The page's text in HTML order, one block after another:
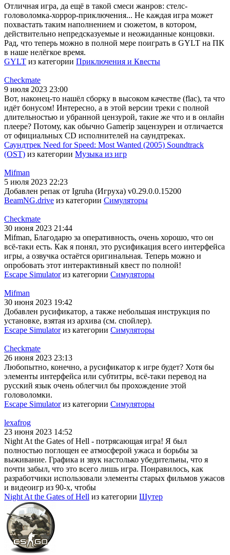
Отличная игра, да ещё в такой смеси жанров: стелс-
головоломка-хоррор-приключения... Не каждая игра может
похвастать таким наполнением и сюжетом, в котором,
действительно непредсказуемые и неожиданные концовки.
Рад, что теперь можно в полной мере поиграть в GYLT на ПК
в наше нелёгкое время.
GYLT из категории Приключения и Квесты
Checkmate
9 июля 2023 23:00
Вот, наконец-то нашёл сборку в высоком качестве (flac), та что
идёт бонусом! Интересно, а в этой версии треки с полной
длительностью и убранной цензурой, такие же что и в онлайн
плеере? Потому, как обычно Gamerip зацензурен и отличается
от официальных CD исполнителей на саундтреках.
Саундтрек Need for Speed: Most Wanted (2005) Soundtrack
(OST) из категории Музыка из игр
Mifman
5 июля 2023 22:23
Добавлен репак от Igruha (Игруха) v0.29.0.0.15200
BeamNG.drive из категории Симуляторы
Checkmate
30 июня 2023 21:44
Mifman, Благодарю за оперативность, очень хорошо, что он
всё-таки есть. Как я понял, это русификация всего интерфейса
игры, а озвучка остаётся оригинальная. Теперь можно и
опробовать этот интерактивный квест по полной!
Escape Simulatorиз категории Симуляторы
Mifman
30 июня 2023 19:42
Добавлен русификатор, а также небольшая инструкция по
установке, взятая из архива (см. спойлер).
Escape Simulatorиз категории Симуляторы
Checkmate
26 июня 2023 23:13
Любопытно, конечно, а русификатор к игре будет? Хотя бы
элементы интерфейса или субтитры, всё-таки перевод на
русский язык очень облегчил бы прохождение этой
головоломки.
Escape Simulatorиз категории Симуляторы
lexafrog
23 июня 2023 14:52
Night At the Gates of Hell - потрясающая игра! Я был
полностью поглощен ее атмосферой ужаса и борьбы за
выживание. Графика и звук настолько убедительны, что я
почти забыл, что это всего лишь игра. Понравилось, как
разработчики использовали элементы старых фильмов ужасов
и видеоигр из 90-х, чтобы
Night At the Gates of Hell из категории Шутер